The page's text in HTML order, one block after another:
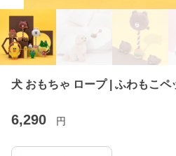
犬 おもちゃ ロープ | ふわもこ
6,290 円